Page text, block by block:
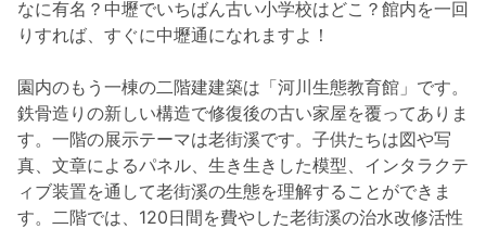
なに有名？中壢でいちばん古い小学校はどこ？館内を一回
りすれば、すぐに中壢通になれますよ！
園内のもう一棟の二階建建築は「河川生態教育館」です。
鉄骨造りの新しい構造で修復後の古い家屋を覆ってありま
す。一階の展示テーマは老街溪です。子供たちは図や写
真、文章によるパネル、生き生きした模型、インタラクテ
ィブ装置を通して老街溪の生態を理解することができま
す。二階では、120日間を費やした老街溪の治水改修活性